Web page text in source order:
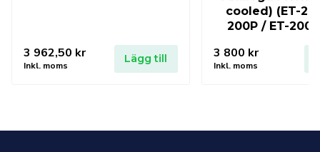
3 962,50 kr
Inkl. moms
Lägg till
cooled) (ET-
200P / ET-
3 800 kr
Inkl. moms